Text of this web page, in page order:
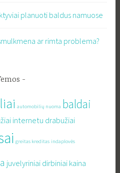
planuoti baldus namuose
ar rimta problema?
automobilių nuoma baldai
internetu drabužiai
greitas kreditas indaplovės
juvelyriniai dirbiniai kaina